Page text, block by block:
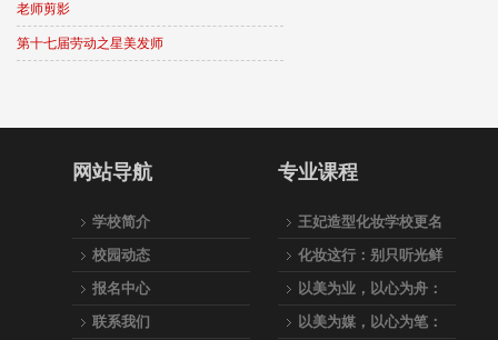
老师剪影
第十七届劳动之星美发师
网站导航
学校简介
校园动态
报名中心
联系我们
专业课程
王妃造型化妆学校更名
为：拾妆舟美妆教育
化妆这行：别只听光鲜
的，听听真实的
以美为业，以心为舟：
拾妆舟美妆教育，专业
以美为媒，以心为笔：